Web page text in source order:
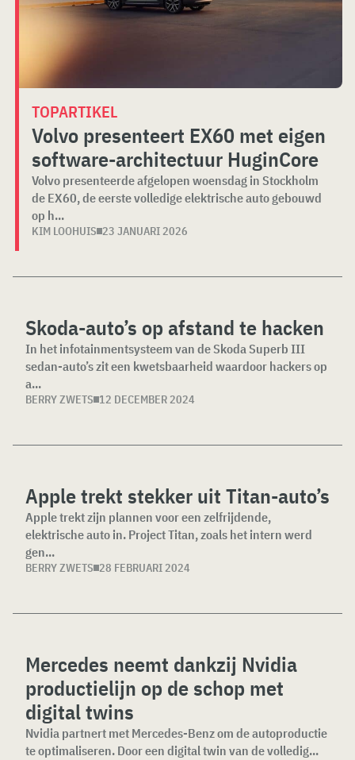
TOPARTIKEL
Volvo presenteert EX60 met eigen
software-architectuur HuginCore
Volvo presenteerde afgelopen woensdag in Stockholm
de EX60, de eerste volledige elektrische auto gebouwd
op h...
KIM LOOHUIS 23 JANUARI 2026
Skoda-auto’s op afstand te hacken
In het infotainmentsysteem van de Skoda Superb III
sedan-auto’s zit een kwetsbaarheid waardoor hackers op
a...
BERRY ZWETS 12 DECEMBER 2024
Apple trekt stekker uit Titan-auto’s
Apple trekt zijn plannen voor een zelfrijdende,
elektrische auto in. Project Titan, zoals het intern werd
gen...
BERRY ZWETS 28 FEBRUARI 2024
Mercedes neemt dankzij Nvidia
productielijn op de schop met
digital twins
Nvidia partnert met Mercedes-Benz om de autoproductie
te optimaliseren. Door een digital twin van de volledig...